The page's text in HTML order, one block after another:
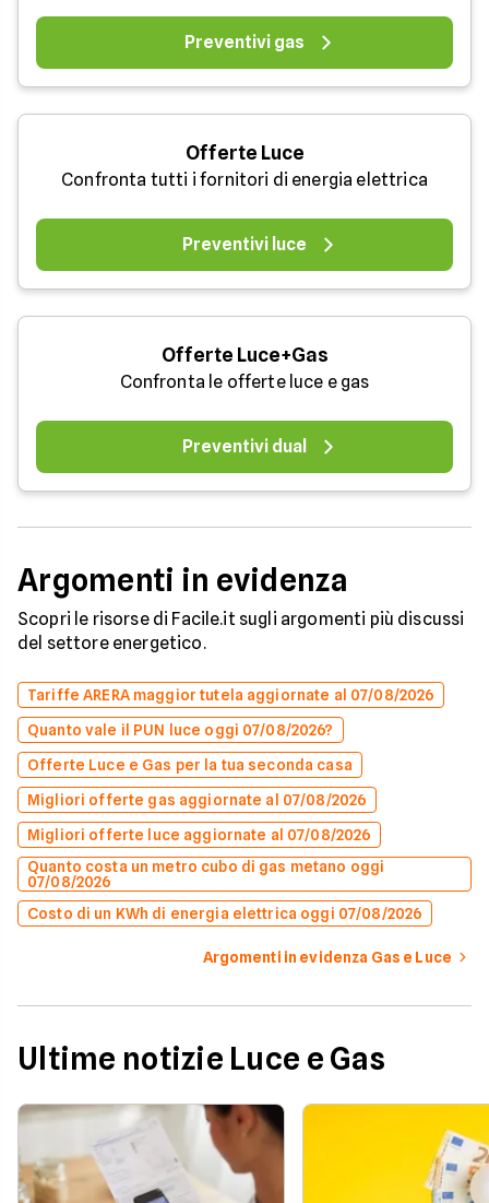
Preventivi gas
Offerte Luce
Confronta tutti i fornitori di energia elettrica
Preventivi luce
Offerte Luce+Gas
Confronta le offerte luce e gas
Preventivi dual
Argomenti in evidenza
Scopri le risorse di Facile.it sugli argomenti più discussi
del settore energetico.
Tariffe ARERA maggior tutela aggiornate al 07/08/2026
Quanto vale il PUN luce oggi 07/08/2026?
Offerte Luce e Gas per la tua seconda casa
Migliori offerte gas aggiornate al 07/08/2026
Migliori offerte luce aggiornate al 07/08/2026
Quanto costa un metro cubo di gas metano oggi
07/08/2026
Costo di un KWh di energia elettrica oggi 07/08/2026
Argomenti in evidenza Gas e Luce
Ultime notizie Luce e Gas